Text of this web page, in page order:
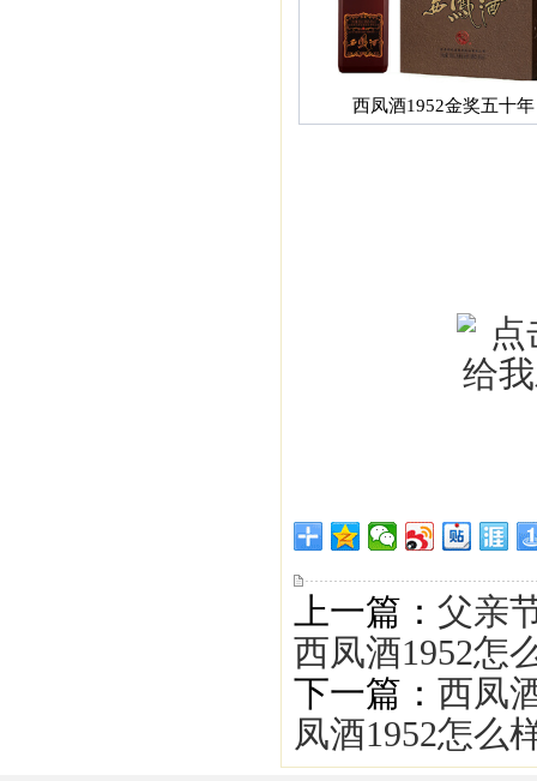
西凤酒1952金奖五十年
上一篇： 父亲
西凤酒1952怎
下一篇： 西凤
凤酒1952怎么